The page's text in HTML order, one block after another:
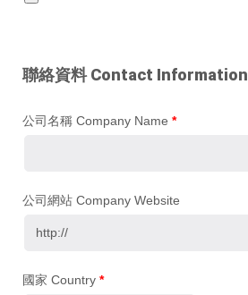
聯絡資料 Contact Information
公司名稱 Company Name *
公司網站 Company Website
國家 Country *